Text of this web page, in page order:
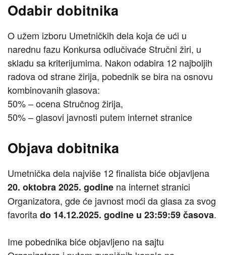
Odabir dobitnika
O užem izboru Umetničkih dela koja će ući u
narednu fazu Konkursa odlučivaće Stručni žiri, u
skladu sa kriterijumima. Nakon odabira 12 najboljih
radova od strane žirija, pobednik se bira na osnovu
kombinovanih glasova:
50% – ocena Stručnog žirija,
50% – glasovi javnosti putem internet stranice
Objava dobitnika
Umetnička dela najviše 12 finalista biće objavljena
20. oktobra 2025. godine na internet stranici
Organizatora, gde će javnost moći da glasa za svog
favoritado 14.12.2025. godine u 23:59:59 časova.
Ime pobednika biće objavljeno na sajtu